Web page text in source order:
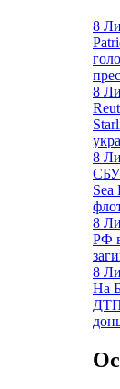
8
8
8
СБУ
Sea
8
РФ
8
На